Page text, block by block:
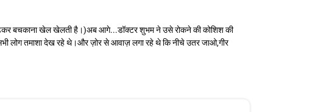
बचकाना खेल खेलती है।)अब आगे...डॉक्टर शुभम ने उसे रोकने की कोशिश की
लोग तमाशा देख रहे थे।और ज़ोर से आवाज़ लगा रहे थे कि नीचे उतर जाओ,गीर